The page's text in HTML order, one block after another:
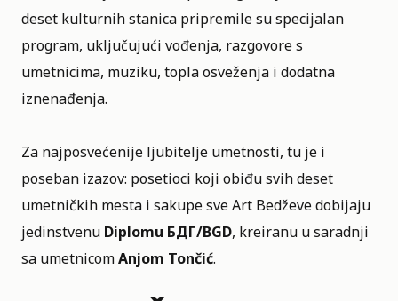
deset kulturnih stanica pripremile su specijalan
program, uključujući vođenja, razgovore s
umetnicima, muziku, topla osveženja i dodatna
iznenađenja.
Za najposvećenije ljubitelje umetnosti, tu je i
poseban izazov: posetioci koji obiđu svih deset
umetničkih mesta i sakupe sve Art Bedževe dobijaju
jedinstvenu Diplomu БДГ/BGD, kreiranu u saradnji
sa umetnicomAnjom Tončić.